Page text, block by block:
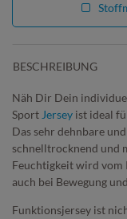
BESCHREIBUNG
Näh Dir Dein
Sport Jersey ist ideal
Das sehr dehnbare
schnelltrocknend und
Feuchtigkeit wird
auch bei Bewegung
Funktionsjersey ist